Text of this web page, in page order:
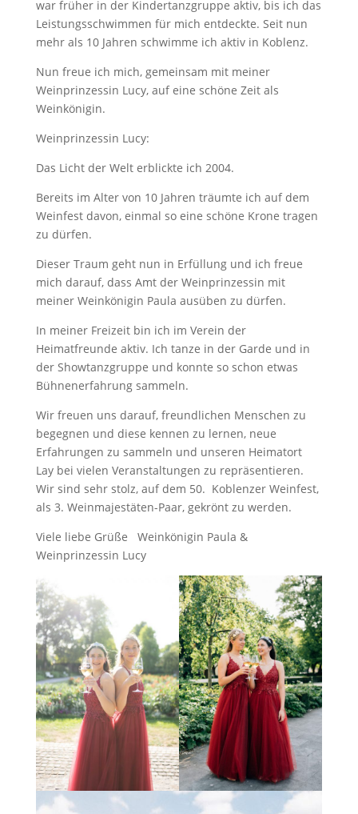
war früher in der Kindertanzgruppe aktiv, bis ich das
Leistungsschwimmen für mich entdeckte. Seit nun
mehr als 10 Jahren schwimme ich aktiv in Koblenz.
Nun freue ich mich, gemeinsam mit meiner
Weinprinzessin Lucy, auf eine schöne Zeit als
Weinkönigin.
Weinprinzessin Lucy:
Das Licht der Welt erblickte ich 2004.
Bereits im Alter von 10 Jahren träumte ich auf dem
Weinfest davon, einmal so eine schöne Krone tragen
zu dürfen.
Dieser Traum geht nun in Erfüllung und ich freue
mich darauf, dass Amt der Weinprinzessin mit
meiner Weinkönigin Paula ausüben zu dürfen.
In meiner Freizeit bin ich im Verein der
Heimatfreunde aktiv. Ich tanze in der Garde und in
der Showtanzgruppe und konnte so schon etwas
Bühnenerfahrung sammeln.
Wir freuen uns darauf, freundlichen Menschen zu
begegnen und diese kennen zu lernen, neue
Erfahrungen zu sammeln und unseren Heimatort
Lay bei vielen Veranstaltungen zu repräsentieren.
Wir sind sehr stolz, auf dem 50. Koblenzer Weinfest,
als 3. Weinmajestäten-Paar, gekrönt zu werden.
Viele liebe Grüße Weinkönigin Paula &
Weinprinzessin Lucy